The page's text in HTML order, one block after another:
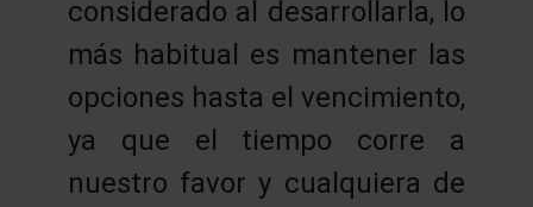
considerado al desarrollarla, lo
más habitual es mantener las
opciones hasta el vencimiento,
ya que el tiempo corre a
nuestro favor y cualquiera de